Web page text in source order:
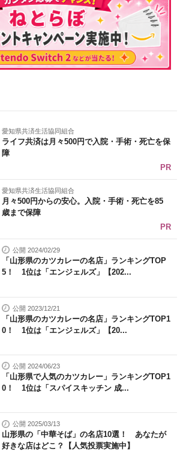
愛知県共済生活協同組合
ライフ共済は月々500円で入院・手術・死亡を保
障
PR
愛知県共済生活協同組合
月々500円からの安心。入院・手術・死亡を85
歳まで保障
PR
公開 2024/02/29
「山形県のカツカレーの名店」ランキングTOP
5！ 1位は「エンジェルズ」【202...
公開 2023/12/21
「山形県のカツカレーの名店」ランキングTOP1
0！ 1位は「エンジェルズ」【20...
公開 2024/06/23
「山形県で人気のカツカレー」ランキングTOP1
0！ 1位は「スパイスキッチン 成...
公開 2025/03/13
山形県の「中華そば」の名店10選！ あなたが
好きな店はどこ？【人気投票実施中】